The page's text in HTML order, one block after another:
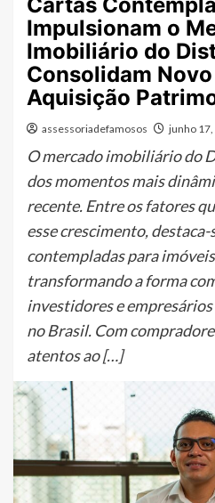
Impulsionam o
Imobiliário do
Consolidam
Aquisição
assessoriadefamosos junho
O mercado imobiliário do
dos momentos mais
recente. Entre os fatores
esse crescimento, destaca-
contempladas para
transformando a forma
investidores e
no Brasil. Com
atentos ao […]